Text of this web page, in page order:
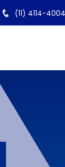
(11) 4114-4004